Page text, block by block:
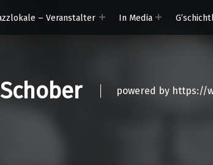
– Veranstalter
In Media
powered by https://